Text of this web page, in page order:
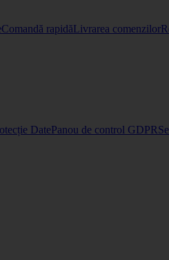
Comandă rapidăLivrarea comenzilor
DatePanou de control GDPR